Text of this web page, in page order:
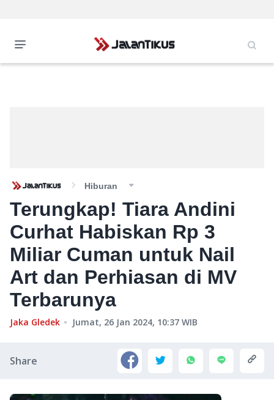
Hiburan
Terungkap! Tiara Andini
Curhat Habiskan Rp 3
Miliar Cuman untuk Nail
Art dan Perhiasan di MV
Terbarunya
Jaka Gledek Jumat, 26 Jan 2024, 10:37 WIB
Share